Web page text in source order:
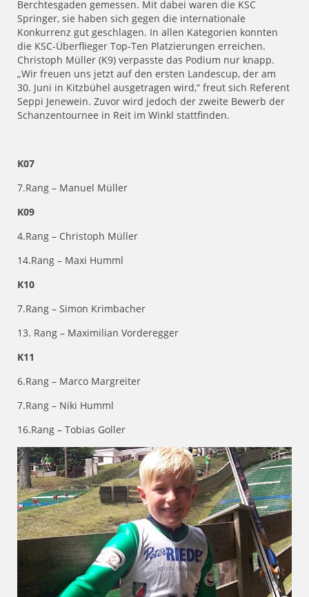
Berchtesgaden gemessen. Mit dabei waren die KSC
Springer, sie haben sich gegen die internationale
Konkurrenz gut geschlagen. In allen Kategorien konnten
die KSC-Überflieger Top-Ten Platzierungen erreichen.
Christoph Müller (K9) verpasste das Podium nur knapp.
„Wir freuen uns jetzt auf den ersten Landescup, der am
30. Juni in Kitzbühel ausgetragen wird,“ freut sich Referent
Seppi Jenewein. Zuvor wird jedoch der zweite Bewerb der
Schanzentournee in Reit im Winkl stattfinden.
K07
7.Rang – Manuel Müller
K09
4.Rang – Christoph Müller
14.Rang – Maxi Humml
K10
7.Rang – Simon Krimbacher
13. Rang – Maximilian Vorderegger
K11
6.Rang – Marco Margreiter
7.Rang – Niki Humml
16.Rang – Tobias Goller